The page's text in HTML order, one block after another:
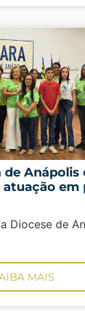
de Anápolis
em
Diocese de
MAIS